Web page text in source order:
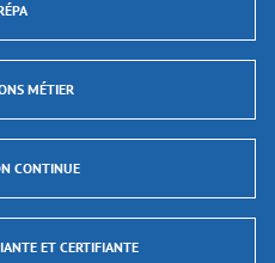
MÉTIER
CONTINUE
ET CERTIFIANTE